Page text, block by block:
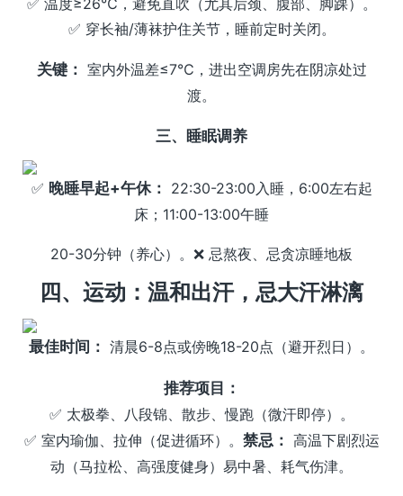
✅ 穿长袖/薄袜护住关节，睡前定时关闭。
关键： 室内外温差≤7℃，进出空调房先在阴凉处过
渡。
三、睡眠调养
✅ 晚睡早起+午休： 22:30-23:00入睡，6:00左右起
床；11:00-13:00午睡
20-30分钟（养心）。❌ 忌熬夜、忌贪凉睡地板
四、运动：温和出汗，忌大汗淋漓
最佳时间： 清晨6-8点或傍晚18-20点（避开烈日）。
推荐项目：
✅ 太极拳、八段锦、散步、慢跑（微汗即停）。
✅ 室内瑜伽、拉伸（促进循环）。 禁忌： 高温下剧烈运
动（马拉松、高强度健身）易中暑、耗气伤津。